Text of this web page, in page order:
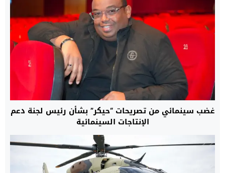
غضب سينمائي من تصريحات “حيكر” بشأن رئيس لجنة دعم
الإنتاجات السينمائية